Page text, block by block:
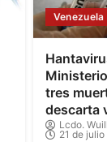
Venezuela
tres
descarta
Lcdo.
21 de